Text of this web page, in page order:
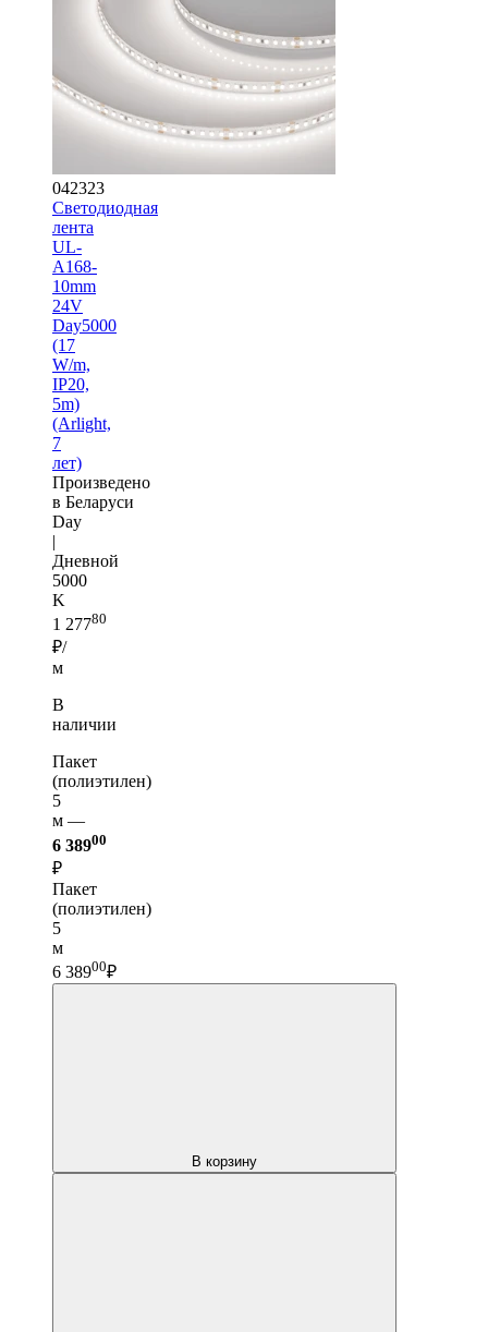
042323
Светодиодная
лента
UL-
A168-
10mm
24V
Day5000
(17
W/m,
IP20,
5m)
(Arlight,
7
лет)
Произведено
в Беларуси
Day
|
Дневной
5000
K
1 27780
₽/
м
В
наличии
Пакет
(полиэтилен)
5
м —
6 38900
₽
Пакет
(полиэтилен)
5
м
6 38900₽
В корзину